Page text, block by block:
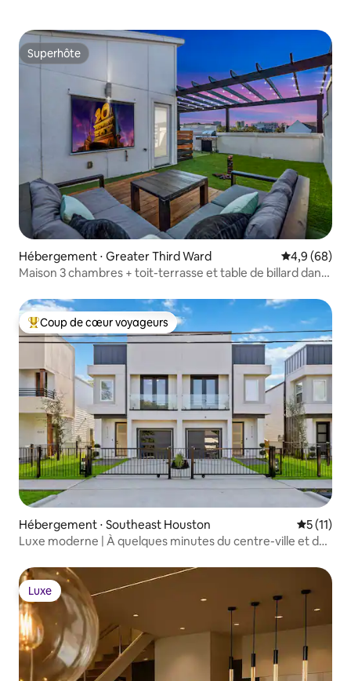
Superhôte
Superhôte
Hébergement ⋅ Greater Third Ward Évaluation
4,9 (68)
Maison 3 chambres + toit-terrasse et table de billard dans
Coups de cœur voyageurs les plus appréciés
Coup de cœur voyageurs
Hébergement ⋅ Southeast Houston
5 (11)
Luxe moderne | À quelques minutes du centre-ville et de
Luxe
Luxe